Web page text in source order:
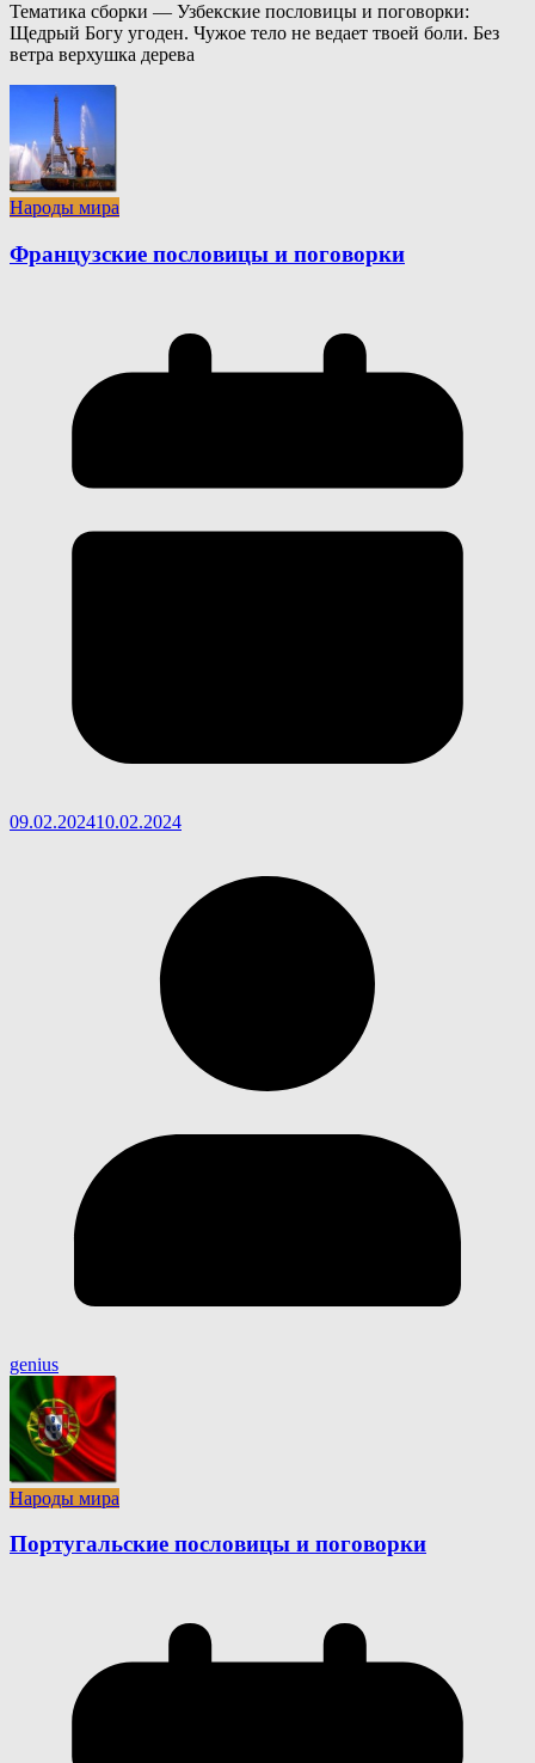
Тематика сборки — Узбекские пословицы и поговорки:
Щедрый Богу угоден. Чужое тело не ведает твоей боли. Без
ветра верхушка дерева
Народы мира
Французские пословицы и поговорки
09.02.202410.02.2024
genius
Народы мира
Португальские пословицы и поговорки